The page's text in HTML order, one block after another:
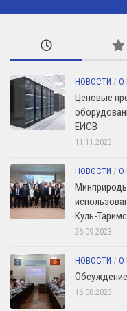
НОВОСТИ / О
Ценовые
ЕИСВ
11.11.2023
НОВОСТИ / О
Куль-
26.09.2023
НОВОСТИ / О
16.08.2023